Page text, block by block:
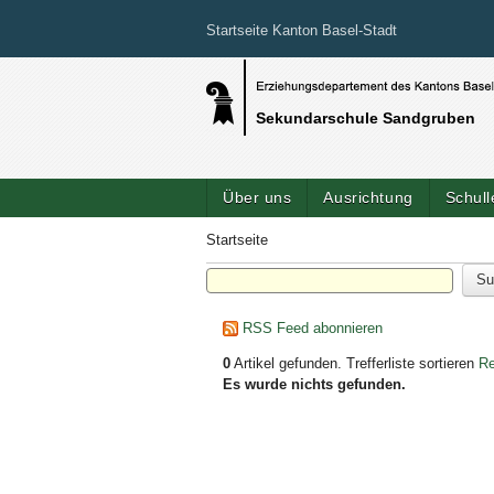
Startseite Kanton Basel-Stadt
Sekundarschule Sandgruben
Über uns Ausrichtung
Startseite
RSS Feed abonnieren
0Artikel gefunden. Trefferliste sortieren
Es wurde nichts gefunden.